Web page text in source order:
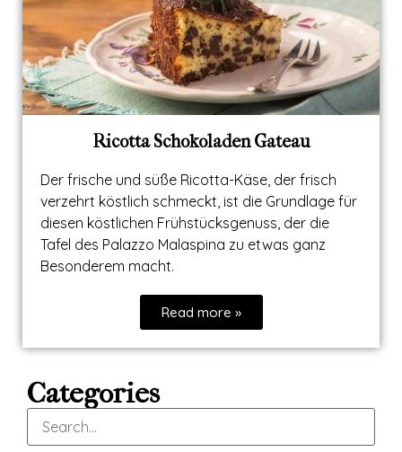
Ricotta Schokoladen Gateau
Der frische und süße Ricotta-Käse, der frisch
verzehrt köstlich schmeckt, ist die Grundlage für
diesen köstlichen Frühstücksgenuss, der die
Tafel des Palazzo Malaspina zu etwas ganz
Besonderem macht.
Read more »
Categories